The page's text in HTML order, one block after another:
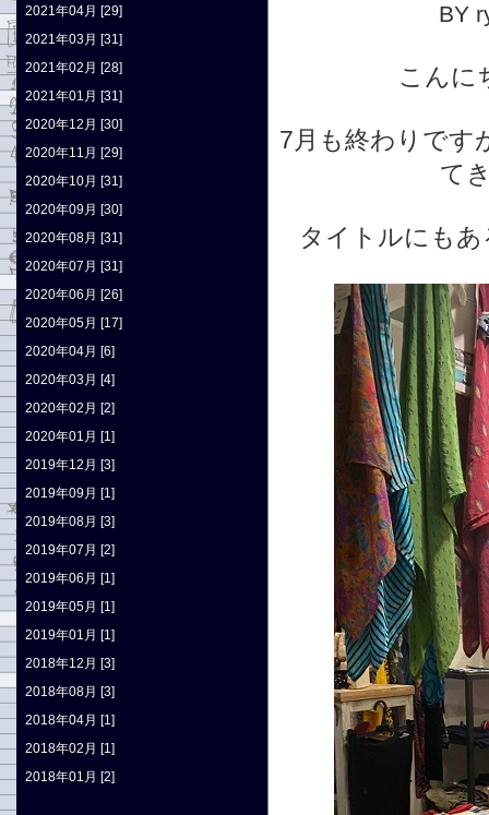
BY
こんに
7月も終わりです
て
タイトルにも
2021年04月 [29]
2021年03月 [31]
2021年02月 [28]
2021年01月 [31]
2020年12月 [30]
2020年11月 [29]
2020年10月 [31]
2020年09月 [30]
2020年08月 [31]
2020年07月 [31]
2020年06月 [26]
2020年05月 [17]
2020年04月 [6]
2020年03月 [4]
2020年02月 [2]
2020年01月 [1]
2019年12月 [3]
2019年09月 [1]
2019年08月 [3]
2019年07月 [2]
2019年06月 [1]
2019年05月 [1]
2019年01月 [1]
2018年12月 [3]
2018年08月 [3]
2018年04月 [1]
2018年02月 [1]
2018年01月 [2]